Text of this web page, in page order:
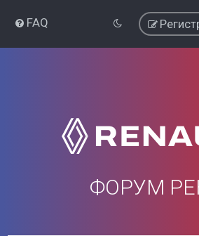
FAQ
ФОРУМ